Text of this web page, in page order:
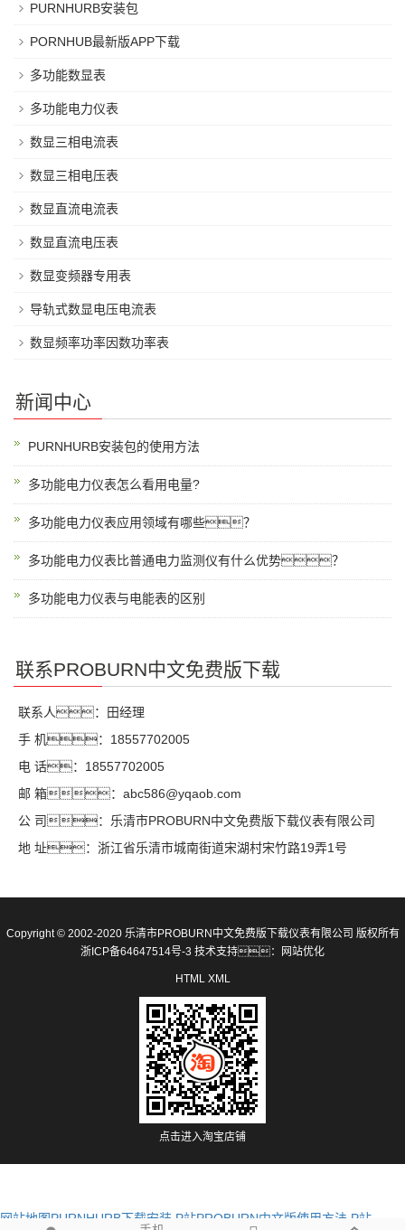
PURNHURB安装包
PORNHUB最新版APP下载
多功能数显表
多功能电力仪表
数显三相电流表
数显三相电压表
数显直流电流表
数显直流电压表
数显变频器专用表
导轨式数显电压电流表
数显频率功率因数功率表
新闻中心
PURNHURB安装包的使用方法
多功能电力仪表怎么看用电量?
多功能电力仪表应用领域有哪些？
多功能电力仪表比普通电力监测仪有什么优势？
多功能电力仪表与电能表的区别
联系PROBURN中文免费版下载
联系人：田经理
手 机：18557702005
电 话：18557702005
邮 箱：abc586@yqaob.com
公 司：乐清市PROBURN中文免费版下载仪表有限公司
地 址：浙江省乐清市城南街道宋湖村宋竹路19弄1号
Copyright © 2002-2020 乐清市PROBURN中文免费版下载仪表有限公司 版权所有
浙ICP备64647514号-3 技术支持： 网站优化
HTML XML
点击进入淘宝店铺
网站地图PURNHURB下载安装 P站PROBURN中文版使用方法 P站